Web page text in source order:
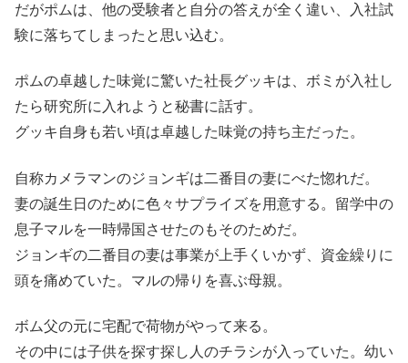
だがポムは、他の受験者と自分の答えが全く違い、入社試
験に落ちてしまったと思い込む。
ポムの卓越した味覚に驚いた社長グッキは、ボミが入社し
たら研究所に入れようと秘書に話す。
グッキ自身も若い頃は卓越した味覚の持ち主だった。
自称カメラマンのジョンギは二番目の妻にべた惚れだ。
妻の誕生日のために色々サプライズを用意する。留学中の
息子マルを一時帰国させたのもそのためだ。
ジョンギの二番目の妻は事業が上手くいかず、資金繰りに
頭を痛めていた。マルの帰りを喜ぶ母親。
ボム父の元に宅配で荷物がやって来る。
その中には子供を探す探し人のチラシが入っていた。幼い